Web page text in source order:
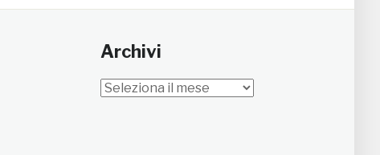
Archivi
Archivi